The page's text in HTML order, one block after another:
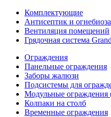
Комплектующие
Антисептик и
Вентиляция помещений
Грядочная система
Ограждения
Панельные ограждения
Заборы жалюзи
Подсистемы для
Модульные ограждения
Колпаки на столб
Временные ограждения